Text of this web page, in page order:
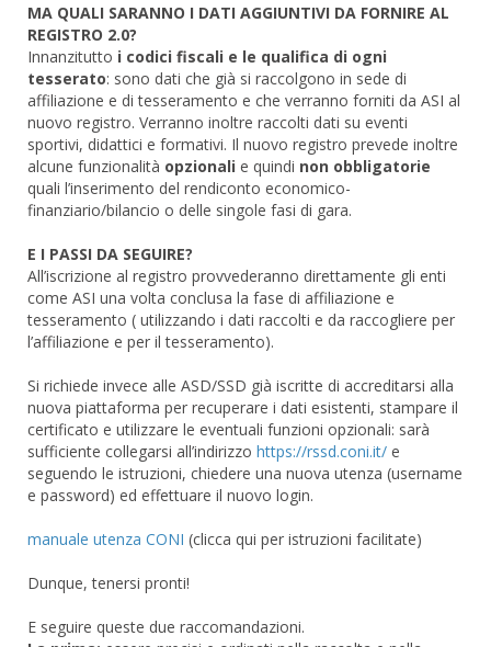
MA QUALI SARANNO I DATI AGGIUNTIVI DA FORNIRE AL
REGISTRO 2.0?
Innanzitutto i codici fiscali e le qualifica di ogni
tesserato: sono dati che già si raccolgono in sede di
affiliazione e di tesseramento e che verranno forniti da ASI al
nuovo registro. Verranno inoltre raccolti dati su eventi
sportivi, didattici e formativi. Il nuovo registro prevede inoltre
alcune funzionalità opzionali e quindi non obbligatorie
quali l’inserimento del rendiconto economico-
finanziario/bilancio o delle singole fasi di gara.
E I PASSI DA SEGUIRE?
All’iscrizione al registro provvederanno direttamente gli enti
come ASI una volta conclusa la fase di affiliazione e
tesseramento ( utilizzando i dati raccolti e da raccogliere per
l’affiliazione e per il tesseramento).
Si richiede invece alle ASD/SSD già iscritte di accreditarsi alla
nuova piattaforma per recuperare i dati esistenti, stampare il
certificato e utilizzare le eventuali funzioni opzionali: sarà
sufficiente collegarsi all’indirizzo https://rssd.coni.it/ e
seguendo le istruzioni, chiedere una nuova utenza (username
e password) ed effettuare il nuovo login.
manuale utenza CONI (clicca qui per istruzioni facilitate)
Dunque, tenersi pronti!
E seguire queste due raccomandazioni.